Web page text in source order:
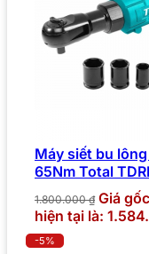
Máy siết bu
65Nm Total
1.800.000₫ Giá
hiện tại là:
-5%